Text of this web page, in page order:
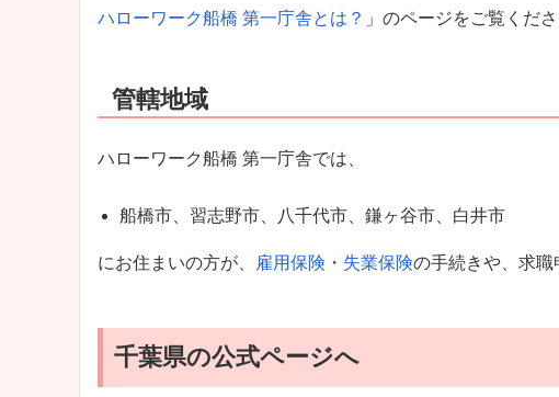
ハローワーク船橋 第一庁舎とは？ 」のページをご覧くださ
管轄地域
ハローワーク船橋 第一庁舎では、
船橋市、習志野市、八千代市、鎌ヶ谷市、白井市
にお住まいの方が、 雇用保険 ・ 失業保険の手続きや、求職
千葉県の公式ページへ